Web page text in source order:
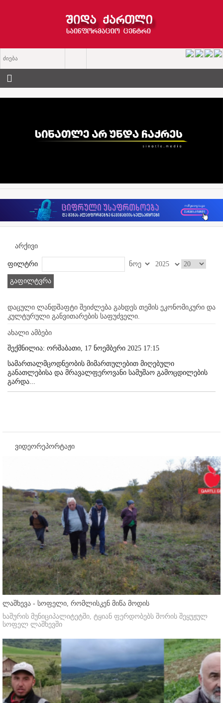
არქივი
ფილტრი
გაფილტვრა
დაცული ლანდშაფტი შეიძლება გახდეს თემის ეკონომიკური და
კულტურული განვითარების საფუძველი.
ახალი ამბები
შექმნილია: ორშაბათი, 17 ნოემბერი 2025 17:15
სამართალმცოდნეობის მიმართულებით მიღებული
განათლებისა და მრავალფეროვანი სამუშაო გამოცდილების
გარდა...
ვიდეორეპორტაჟი
ლაშხევა - სოფელი, რომლისკენ მიწა მოდის
ხაშურის მუნიციპალიტეტში, ტყიან ფერდობებს შორის შეყუჟულ
სოფელ ლაშხევში